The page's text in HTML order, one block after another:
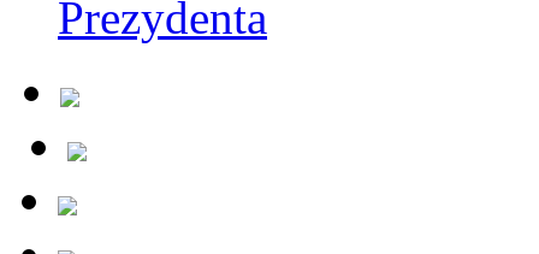
Prezydenta